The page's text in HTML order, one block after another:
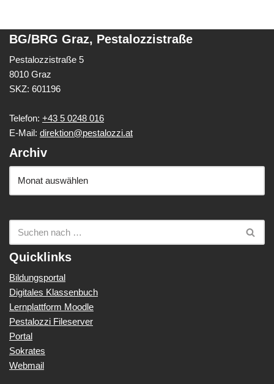
BG/BRG Graz, Pestalozzistraße
Pestalozzistraße 5
8010 Graz
SKZ: 601196
Telefon: +43 5 0248 016
E-Mail: direktion@pestalozzi.at
Archiv
Quicklinks
Bildungsportal
Digitales Klassenbuch
Lernplattform Moodle
Pestalozzi Fileserver
Portal
Sokrates
Webmail